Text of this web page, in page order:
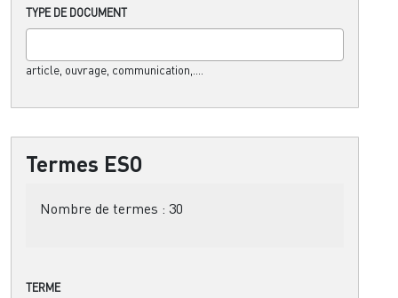
TYPE DE DOCUMENT
article, ouvrage, communication,....
Termes ESO
Nombre de termes : 30
TERME